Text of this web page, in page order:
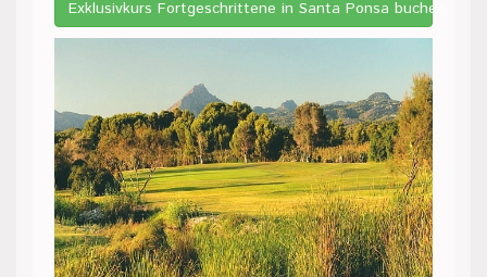
Exklusivkurs Fortgeschrittene in Santa Ponsa buchen